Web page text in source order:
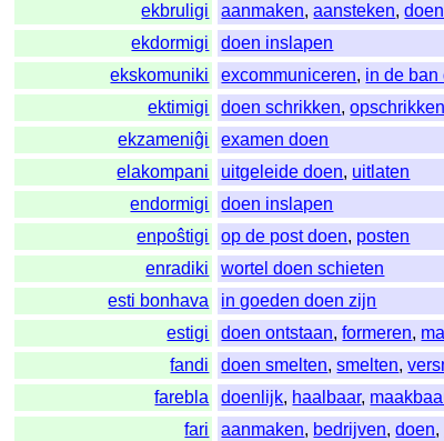
ekbruligi
aanmaken,aansteken,
ekdormigi
doen inslapen
ekskomuniki
excommuniceren, in de ban
ektimigi
doen schrikken,opschrikken
ekzameniĝi
examen doen
elakompani
uitgeleide doen, uitlaten
endormigi
doen inslapen
enpoŝtigi
op de post doen, posten
enradiki
wortel doen schieten
esti bonhava
in goeden doen zijn
estigi
doen ontstaan,formeren,
fandi
doen smelten,smelten,
farebla
doenlijk, haalbaar,
fari
aanmaken, bedrijven,doen,